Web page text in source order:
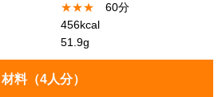
★★★
60分
456kcal
51.9g
材料（4人分）